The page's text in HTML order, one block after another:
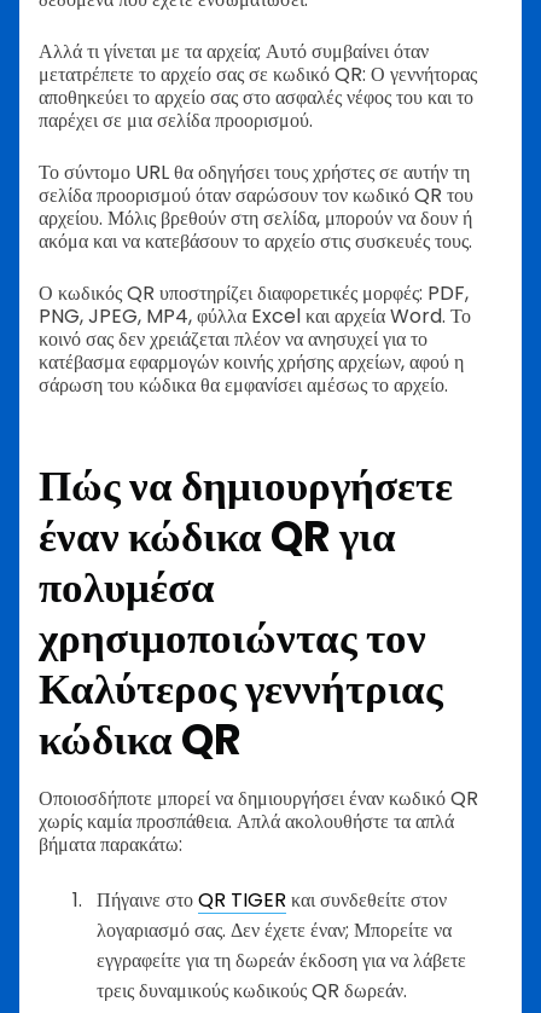
Αλλά τι γίνεται με τα αρχεία; Αυτό συμβαίνει όταν
μετατρέπετε το αρχείο σας σε κωδικό QR: Ο γεννήτορας
αποθηκεύει το αρχείο σας στο ασφαλές νέφος του και το
παρέχει σε μια σελίδα προορισμού.
Το σύντομο URL θα οδηγήσει τους χρήστες σε αυτήν τη
σελίδα προορισμού όταν σαρώσουν τον κωδικό QR του
αρχείου. Μόλις βρεθούν στη σελίδα, μπορούν να δουν ή
ακόμα και να κατεβάσουν το αρχείο στις συσκευές τους.
Ο κωδικός QR υποστηρίζει διαφορετικές μορφές: PDF,
PNG, JPEG, MP4, φύλλα Excel και αρχεία Word. Το
κοινό σας δεν χρειάζεται πλέον να ανησυχεί για το
κατέβασμα εφαρμογών κοινής χρήσης αρχείων, αφού η
σάρωση του κώδικα θα εμφανίσει αμέσως το αρχείο.
Πώς να δημιουργήσετε
έναν κώδικα QR για
πολυμέσα
χρησιμοποιώντας τον
Καλύτερος γεννήτριας
κώδικα QR
Οποιοσδήποτε μπορεί να δημιουργήσει έναν κωδικό QR
χωρίς καμία προσπάθεια. Απλά ακολουθήστε τα απλά
βήματα παρακάτω:
Πήγαινε στοQR TIGER και συνδεθείτε στον
λογαριασμό σας. Δεν έχετε έναν; Μπορείτε να
εγγραφείτε για τη δωρεάν έκδοση για να λάβετε
τρεις δυναμικούς κωδικούς QR δωρεάν.